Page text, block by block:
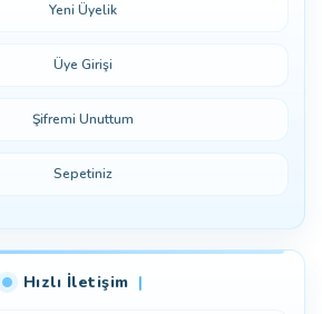
Yeni Üyelik
Üye Girişi
Şifremi Unuttum
Sepetiniz
Hızlı İletişim